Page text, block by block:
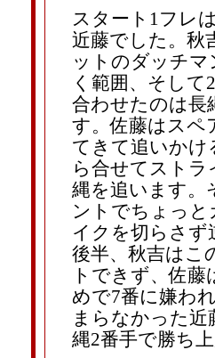
スタート1フレ
近藤でした。秋
ットのダッチ
く範囲、そし
合わせたのは長
す。佐藤はスペ
てきて追いかけ
ら合せてストラ
縄を追います。
ントでちょっ
イクを切らさず
後半、秋吉はこ
トできず、佐
めで7番に嫌わ
まらなかった
縄2番手で勝ち